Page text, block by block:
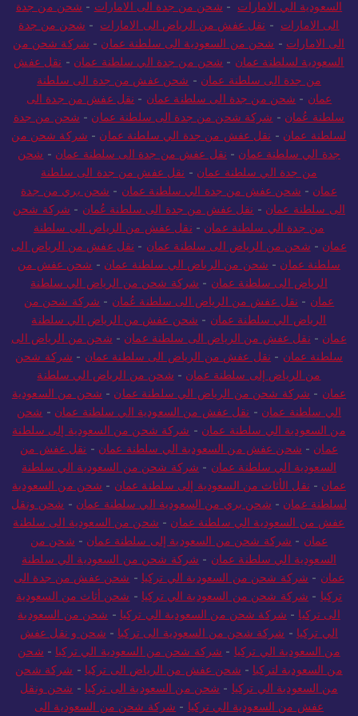
السعودية الي الامارات - شحن من جدة الى الامارات - شحن من جدة
الى الامارات - نقل عفش من الرياض الى الامارات - شحن من جدة
الى الامارات - شحن من السعودية الى سلطنة عمان - شركة شحن من
السعودية لسلطنة عمان - شحن من جدة الي سلطنة عمان - نقل عفش
من جدة الى سلطنة عمان - شحن عفش من جدة الى سلطنة
عمان - شحن من جدة الى سلطنة عمان - نقل عفش من جدة الى
سلطنة عُمان - شركة شحن من جدة الى سلطنة عمان - شحن من جدة
لسلطنة عمان - نقل عفش من جدة الي سلطنة عمان - شركة شحن من
جدة الي سلطنة عمان - نقل عفش من جدة الى سلطنة عمان - شحن
من جدة الي سلطنة عمان - نقل عفش من جدة الى سلطنة
عمان - شحن عفش من جدة الي سلطنة عمان - شحن بري من جدة
الى سلطنة عمان - نقل عفش من جدة الى سلطنة عُمان - شركة شحن
من جدة الي سلطنة عمان - نقل عفش من الرياض الى سلطنة
عمان - شحن من الرياض الى سلطنة عمان - نقل عفش من الرياض الى
سلطنة عمان - شحن من الرياض الي سلطنة عمان - شحن عفش من
الرياض الى سلطنة عمان - شركة شحن من الرياض الي سلطنة
عمان - نقل عفش من الرياض الى سلطنة عُمان - شركة شحن من
الرياض الي سلطنة عمان - شحن عفش من الرياض الي سلطنة
عمان - نقل عفش من الرياض الى سلطنة عمان - شحن من الرياض الى
سلطنة عمان - نقل عفش من الرياض الى سلطنة عمان - شركة شحن
من الرياض إلى سلطنة عمان - شحن من الرياض الي سلطنة
عمان - شركة شحن من الرياض الي سلطنة عمان - شحن من السعودية
الي سلطنة عمان - نقل عفش من السعودية الي سلطنة عمان - شحن
من السعودية الي سلطنة عمان - شركة شحن من السعودية إلى سلطنة
عمان - شحن عفش من السعودية الي سلطنة عمان - نقل عفش من
السعودية الي سلطنة عمان - شركة شحن من السعودية الي سلطنة
عمان - نقل الأثاث من السعودية إلى سلطنة عمان - شحن من السعودية
لسلطنة عمان - شحن بري من السعودية الي سلطنة عمان - شحن ونقل
عفش من السعودية الي سلطنة عمان - شحن من السعودية الى سلطنة
عمان - شركة شحن من السعودية إلى سلطنة عمان - شحن من
السعودية الي سلطنة عمان - شركة شحن من السعودية الي سلطنة
عمان - شركة شحن من السعودية الي تركيا - شحن عفش من جدة الى
تركيا - شركة شحن من السعودية الي تركيا - شحن أثاث من السعودية
الى تركيا - شركة شحن من السعودية الي تركيا - شحن من السعودية
الي تركيا - شركة شحن من السعودية الى تركيا - شحن و نقل عفش
من السعودية الي تركيا - شركة شحن من السعودية الي تركيا - شحن
من السعودية لتركيا - شحن عفش من الرياض الى تركيا - شركة شحن
من السعودية الي تركيا - شحن من السعودية الى تركيا - شحن ونقل
عفش من السعودية الي تركيا - شركة شحن من السعودية الى